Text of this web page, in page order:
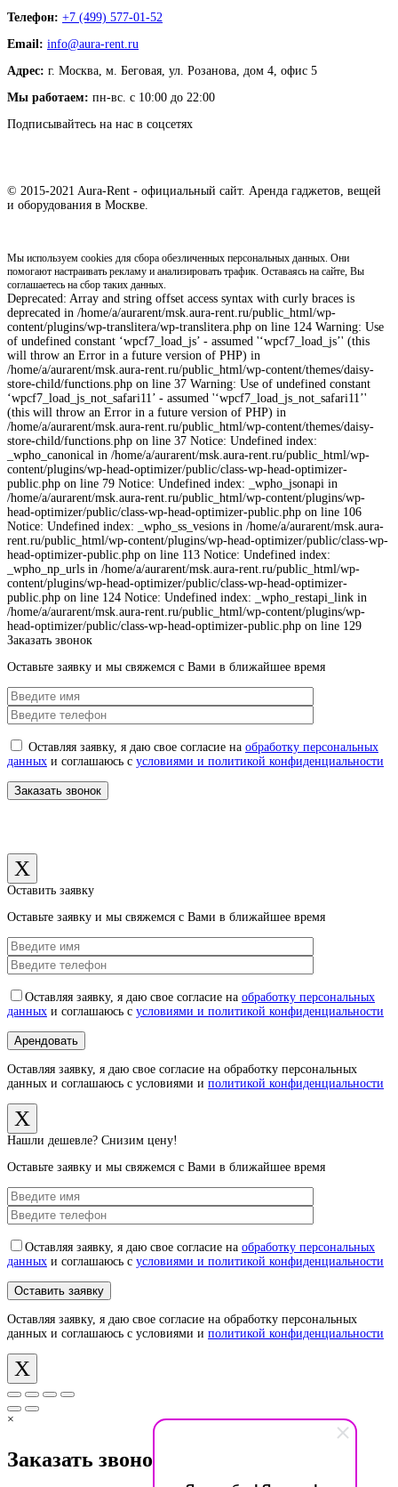
Телефон: +7 (499) 577-01-52
Email: info@aura-rent.ru
Адрес: г. Москва, м. Беговая, ул. Розанова, дом 4, офис 5
Мы работаем: пн-вс. с 10:00 до 22:00
Подписывайтесь на нас в соцсетях
© 2015-2021 Aura-Rent - официальный сайт. Аренда гаджетов, вещей
и оборудования в Москве.
Мы используем cookies для сбора обезличенных персональных данных. Они
помогают настраивать рекламу и анализировать трафик. Оставаясь на сайте, Вы
соглашаетесь на сбор таких данных.
Deprecated: Array and string offset access syntax with curly braces is
deprecated in /home/a/aurarent/msk.aura-rent.ru/public_html/wp-
content/plugins/wp-translitera/wp-translitera.php on line 124 Warning: Use
of undefined constant ‘wpcf7_load_js’ - assumed '‘wpcf7_load_js’' (this
will throw an Error in a future version of PHP) in
/home/a/aurarent/msk.aura-rent.ru/public_html/wp-content/themes/daisy-
store-child/functions.php on line 37 Warning: Use of undefined constant
‘wpcf7_load_js_not_safari11’ - assumed '‘wpcf7_load_js_not_safari11’'
(this will throw an Error in a future version of PHP) in
/home/a/aurarent/msk.aura-rent.ru/public_html/wp-content/themes/daisy-
store-child/functions.php on line 37 Notice: Undefined index:
_wpho_canonical in /home/a/aurarent/msk.aura-rent.ru/public_html/wp-
content/plugins/wp-head-optimizer/public/class-wp-head-optimizer-
public.php on line 79 Notice: Undefined index: _wpho_jsonapi in
/home/a/aurarent/msk.aura-rent.ru/public_html/wp-content/plugins/wp-
head-optimizer/public/class-wp-head-optimizer-public.php on line 106
Notice: Undefined index: _wpho_ss_vesions in /home/a/aurarent/msk.aura-
rent.ru/public_html/wp-content/plugins/wp-head-optimizer/public/class-wp-
head-optimizer-public.php on line 113 Notice: Undefined index:
_wpho_np_urls in /home/a/aurarent/msk.aura-rent.ru/public_html/wp-
content/plugins/wp-head-optimizer/public/class-wp-head-optimizer-
public.php on line 124 Notice: Undefined index: _wpho_restapi_link in
/home/a/aurarent/msk.aura-rent.ru/public_html/wp-content/plugins/wp-
head-optimizer/public/class-wp-head-optimizer-public.php on line 129
Заказать звонок
Оставьте заявку и мы свяжемся с Вами в ближайшее время
Оставляя заявку, я даю свое согласие на обработку персональных
данных и соглашаюсь с условиями и политикой конфиденциальности
X
Оставить заявку
Оставьте заявку и мы свяжемся с Вами в ближайшее время
Оставляя заявку, я даю свое согласие на обработку персональных
данных и соглашаюсь с условиями и политикой конфиденциальности
Оставляя заявку, я даю свое согласие на обработку персональных
данных и соглашаюсь с условиями и политикой конфиденциальности
X
Нашли дешевле? Снизим цену!
Оставьте заявку и мы свяжемся с Вами в ближайшее время
Оставляя заявку, я даю свое согласие на обработку персональных
данных и соглашаюсь с условиями и политикой конфиденциальности
Оставляя заявку, я даю свое согласие на обработку персональных
данных и соглашаюсь с условиями и политикой конфиденциальности
X
×
Заказать звонок